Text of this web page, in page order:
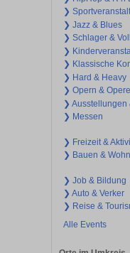
❯
❯ Jazz & Blues
❯ Schlager &
❯
❯ Klassische
❯ Hard & Heavy
❯ Opern &
❯ Ausstellungen
❯ Messen
❯ Freizeit &
❯ Bauen &
❯ Job & Bildung
❯ Auto & Verker
❯ Reise &
Alle Events